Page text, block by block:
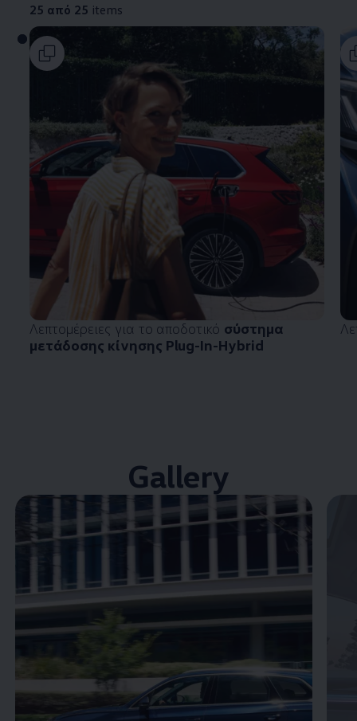
25 από 25 items
Λεπτομέρειες για το αποδοτικό σύστημα
μετάδοσης κίνησης Plug-In-Hybrid
Gallery
Enable fullscreen mode